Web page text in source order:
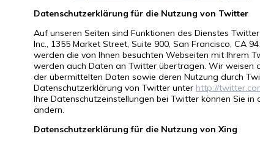
Datenschutzerklärung für die Nutzung von Twitter
Auf unseren Seiten sind Funktionen des Dienstes
Inc., 1355 Market Street, Suite 900, San Francisco, CA
werden die von Ihnen besuchten Webseiten mit Ihrem
werden auch Daten an Twitter übertragen. Wir weisen
der übermittelten Daten sowie deren Nutzung durch
Datenschutzerklärung von Twitter unter http://
Ihre Datenschutzeinstellungen bei Twitter können Sie in
ändern.
Datenschutzerklärung für die Nutzung von Xing